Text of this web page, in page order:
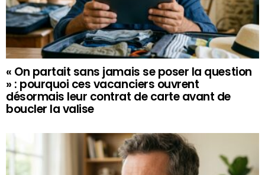
« On partait sans jamais se poser la question
» : pourquoi ces vacanciers ouvrent
désormais leur contrat de carte avant de
boucler la valise